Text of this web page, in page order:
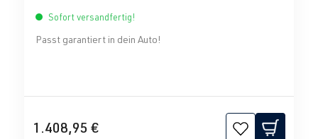
Sofort versandfertig!
Passt garantiert in dein Auto!
1.408,95 €